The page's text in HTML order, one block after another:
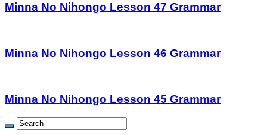
Minna No Nihongo Lesson 47 Grammar
Minna No Nihongo Lesson 46 Grammar
Minna No Nihongo Lesson 45 Grammar